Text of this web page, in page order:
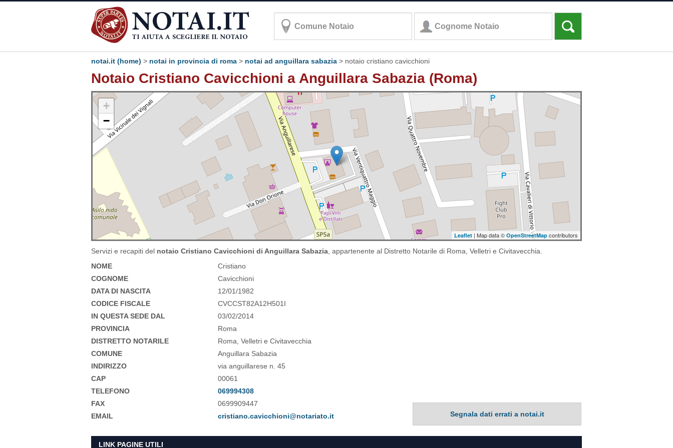
notai.it (home) > notai in provincia di roma > notai ad anguillara sabazia > notaio cristiano cavicchioni
Notaio Cristiano Cavicchioni a Anguillara Sabazia (Roma)
+
−
Leaflet | Map data © OpenStreetMap contributors
Servizi e recapiti del notaio Cristiano Cavicchioni di Anguillara Sabazia , appartenente al Distretto Notarile di Roma, Velletri e Civitavecchia.
NOME
Cristiano
COGNOME
Cavicchioni
DATA DI NASCITA
12/01/1982
CODICE FISCALE
CVCCST82A12H501I
IN QUESTA SEDE DAL
03/02/2014
PROVINCIA
Roma
DISTRETTO NOTARILE
Roma, Velletri e Civitavecchia
COMUNE
Anguillara Sabazia
INDIRIZZO
via anguillarese n. 45
CAP
00061
TELEFONO
069994308
FAX
0699909447
EMAIL
cristiano.cavicchioni@notariato.it Segnala dati errati a notai.it
LINK PAGINE UTILI